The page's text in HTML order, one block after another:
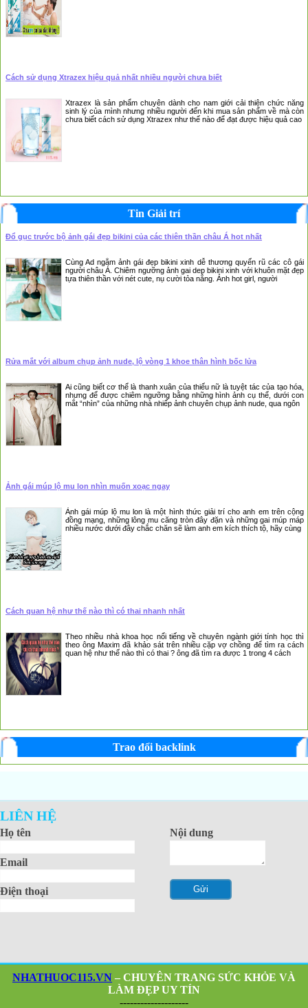
Cách sử dụng Xtrazex hiệu quả nhất nhiều người chưa biết
Xtrazex là sản phẩm chuyên dành cho nam giới cải thiện chức năng
sinh lý của mình nhưng nhiều người đến khi mua sản phẩm về mà còn
chưa biết cách sử dụng Xtrazex như thế nào để đạt được hiệu quả cao
Tin Giải trí
Đổ gục trước bộ ảnh gái đẹp bikini của các thiên thần châu Á hot nhất
Cùng Ad ngắm ảnh gái đẹp bikini xinh dễ thương quyến rũ các cô gái
người châu Á. Chiêm ngưỡng ảnh gai dep bikini xinh với khuôn mặt đẹp
tựa thiên thần với nét cute, nụ cười tỏa nắng. Ảnh hot girl, người
Rửa mắt với album chụp ảnh nude, lộ vòng 1 khoe thân hình bốc lửa
Ai cũng biết cơ thể là thanh xuân của thiếu nữ là tuyệt tác của tạo hóa,
nhưng để được chiêm ngưỡng bằng những hình ảnh cụ thể, dưới con
mắt “nhìn” của những nhà nhiếp ảnh chuyên chụp ảnh nude, qua ngôn
Ảnh gái múp lộ mu lon nhìn muốn xoạc ngay
Ảnh gái múp lộ mu lon là một hình thức giải trí cho anh em trên cộng
đồng mạng, những lông mu căng tròn đây đặn và những gai múp máp
nhiều nước dưới đây chắc chăn sẽ làm anh em kích thích tộ, hãy cùng
Cách quan hệ như thế nào thì có thai nhanh nhất
Theo nhiều nhà khoa học nổi tiếng về chuyên ngành giới tính học thì
theo ông Maxim đã khảo sát trên nhiều cặp vợ chồng để tìm ra cách
quan hệ như thế nào thì có thai ? ông đã tìm ra được 1 trong 4 cách
Trao đổi backlink
LIÊN HỆ
Họ tên
Email
Điện thoại
Nội dung
NHATHUOC115.VN – CHUYÊN TRANG SỨC KHỎE VÀ
LÀM ĐẸP UY TÍN
--------------------